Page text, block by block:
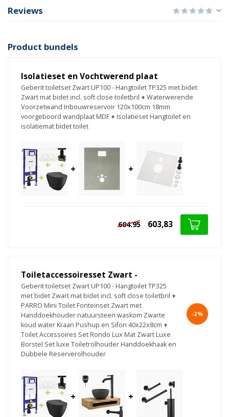
Reviews
Product bundels
Isolatieset en Vochtwerend plaat
Geberit toiletset Zwart UP100 - Hangtoilet TP325 met bidet
Zwart mat bidet incl. soft close toiletbril + Waterwerende
Voorzetwand Inbouwreservoir 120x100cm 18mm
voorgeboord wandplaat MDF + Isolatieset Hangtoilet en
isolatiemat bidet toilet
+ +
604.95 603,83
Toiletaccessoiresset Zwart -
Geberit toiletset Zwart UP100 - Hangtoilet TP325
met bidet Zwart mat bidet incl. soft close toiletbril +
PARRO Mini Toilet Fonteinset Zwart met
Handdoekhouder natuursteen waskom Zwarte
koud water Kraan Pushup en Sifon 40x22x8cm +
Toilet Accessoires Set Rondo Lux Mat Zwart Luxe
Borstel Set luxe Toiletrolhouder Handdoekhaak en
Dubbele Reserverolhouder
-2%
+ +